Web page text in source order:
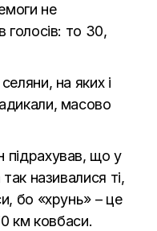
не
голосів: то 30,
на яких і
масово
підрахував, що у
називалися ті,
бо «хрунь» – це
км ковбаси.